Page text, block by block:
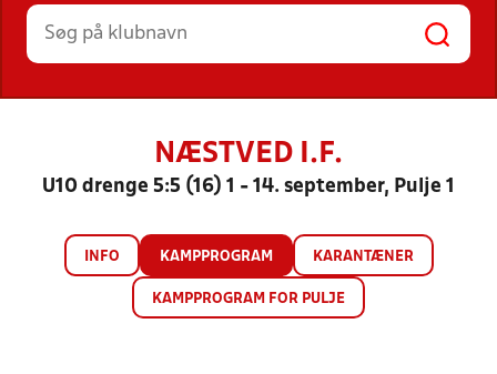
HOLD
NÆSTVED I.F.
U10 drenge 5:5 (16) 1 - 14. september, Pulje 1
INFO KAMPPROGRAM KARANTÆNER
KAMPPROGRAM FOR PULJE